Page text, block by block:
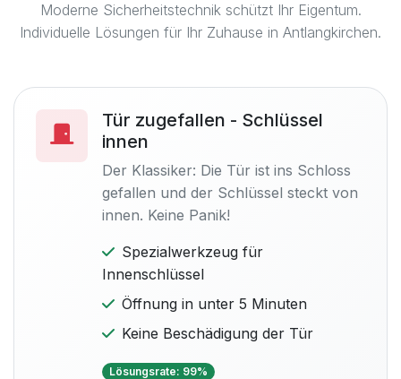
Moderne Sicherheitstechnik schützt Ihr Eigentum.
Individuelle Lösungen für Ihr Zuhause in Antlangkirchen.
Tür zugefallen - Schlüssel
innen
Der Klassiker: Die Tür ist ins Schloss
gefallen und der Schlüssel steckt von
innen. Keine Panik!
Spezialwerkzeug für
Innenschlüssel
Öffnung in unter 5 Minuten
Keine Beschädigung der Tür
Lösungsrate: 99%